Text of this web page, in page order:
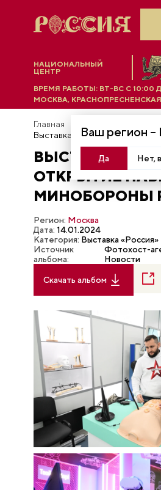
НАЦИОНАЛЬНЫЙ
ЦЕНТР
Ваш регион –
Да Нет,
ВРЕМЯ РАБОТЫ: ВТ-ВС C 10:00
МОСКВА, КРАСНОПРЕСНЕНСКАЯ
Главная
ВЫСТАВКА
ОТКРЫТИЕ
МИНОБОРОНЫ
Регион: Москва
Дата: 14.01.2024
Категория: Выставка «Россия»
Источник
альбома:
Фотохост-
Новости
Скачать альбом